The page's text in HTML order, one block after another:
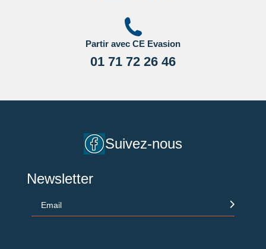
Partir avec CE Evasion
01 71 72 26 46
Suivez-nous
Newsletter
Email